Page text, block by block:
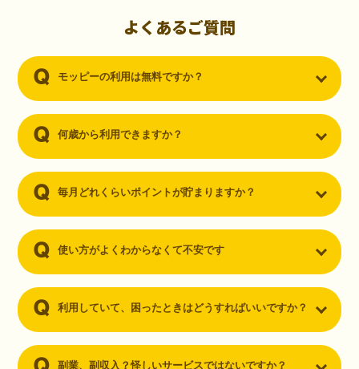
（30代・男性）
ーを知りました。クレジットカードを発行するだけでポイントが貯ま
るならと無料登録して、クレジットカードの発行やアプリダウンロー
よくあるご質問
モッピーの利用は無料ですか？
何歳から利用できますか？
毎月どれくらいポイントが貯まりますか？
使い方がよくわからなくて不安です
利用していて、困ったときはどうすればいいですか？
副業、副収入？怪しいサービスではないですか？